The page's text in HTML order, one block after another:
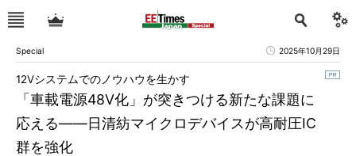
Special 2025年10月29日
「車載電源48V化」が突きつける新たな課題に
応える――日清紡マイクロデバイスが高耐圧IC
群を強化
12Vシステムでのノウハウを生かす